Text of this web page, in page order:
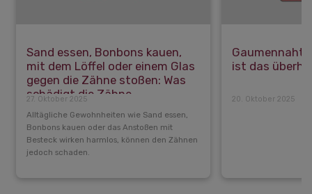
Sand essen, Bonbons kauen,
mit dem Löffel oder einem Glas
gegen die Zähne stoßen: Was
schädigt die Zähne
27. Oktober 2025
Alltägliche Gewohnheiten wie Sand essen,
Bonbons kauen oder das Anstoßen mit
Besteck wirken harmlos, können den Zähnen
jedoch schaden.
ist das
20. Oktober 2025